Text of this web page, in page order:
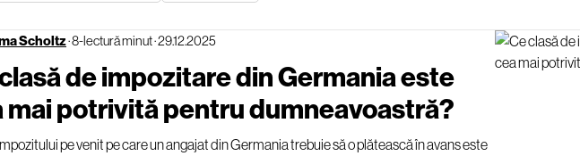
Scholtz·8-lectură minut·29.12.2025
de impozitare din Germania este
mai potrivită pentru dumneavoastră?
pe venit pe care un angajat din Germania trebuie să o plătească în avans este